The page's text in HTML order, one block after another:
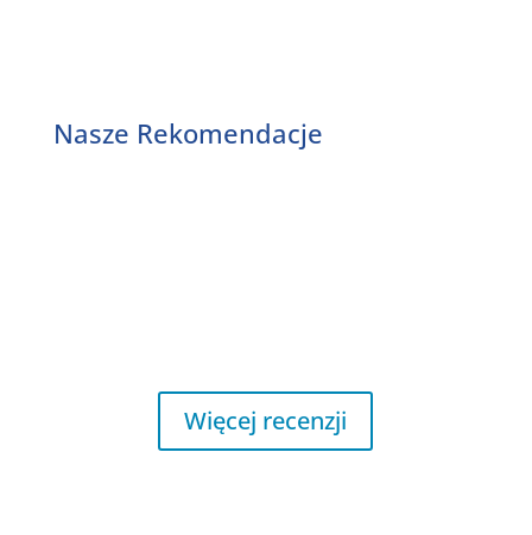
Nasze Rekomendacje
Więcej recenzji